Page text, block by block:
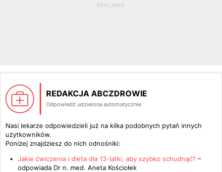
REDAKCJA ABCZDROWIE
Odpowiedź udzielona automatycznie
Nasi lekarze odpowiedzieli już na kilka podobnych pytań innych
użytkowników.
Poniżej znajdziesz do nich odnośniki:
Jakie ćwiczenia i dieta dla 13-latki, aby szybko schudnąć? –
odpowiada Dr n. med. Aneta Kościołek